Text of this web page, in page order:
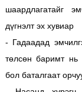
шаардлагатайг
дүгнэлт эх хувиар
- Гадаадад
төлсөн баримт нь
бол баталгаат